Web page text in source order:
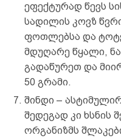
ეფექტურად წევს
სადილის კოვზ
ფოთლებსა და
მდუღარე წყალი,
გადაწურეთ და
50 გრამი.
შინდი –
შედეგად კი ხსნის
ორგანიზმს